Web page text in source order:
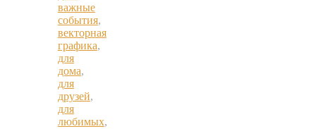
важные
события,
векторная
графика,
для
дома,
для
друзей,
для
любимых,